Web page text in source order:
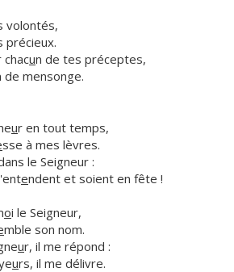
volontés,
précieux.
chacun de tes préceptes,
de mensonge.
ur en tout temps,
sse à mes lèvres.
le Seigneur :
endent et soient en fête !
oi le Seigneur,
mble son nom.
ur, il me répond :
urs, il me délivre.